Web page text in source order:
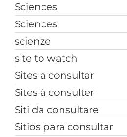
Sciences
Sciences
scienze
site to watch
Sites a consultar
Sites à consulter
Siti da consultare
Sitios para consultar